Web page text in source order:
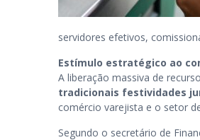
servidores efetivos,
Estímulo estratégico ao
A liberação massiva de
tradicionais festividades
comércio varejista e o setor
Segundo o secretário de